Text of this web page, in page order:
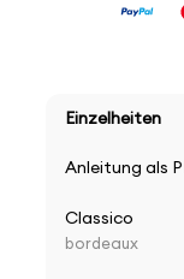
Einzelheiten
Anleitung als
Classico
bordeaux